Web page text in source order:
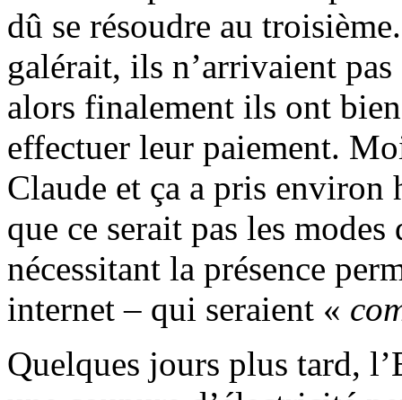
dû se résoudre au
galérait, ils n’arrivaient
alors finalement ils ont
effectuer leur paiement.
Claude et ça a pris environ
que ce serait pas les
nécessitant la présence
internet – qui seraient «
Quelques jours plus tard,